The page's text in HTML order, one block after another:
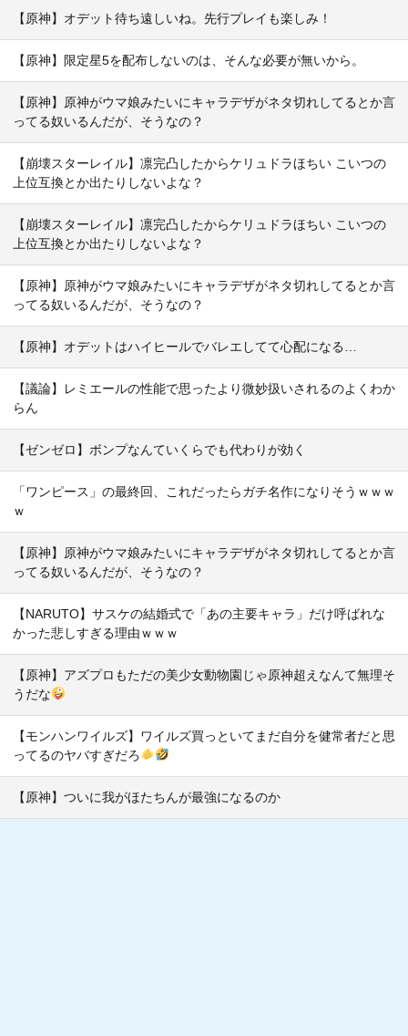
【原神】オデット待ち遠しいね。先行プレイも楽しみ！
【原神】限定星5を配布しないのは、そんな必要が無いから。
【原神】原神がウマ娘みたいにキャラデザがネタ切れしてるとか言
ってる奴いるんだが、そうなの？
【崩壊スターレイル】凛完凸したからケリュドラほちい こいつの
上位互換とか出たりしないよな？
【崩壊スターレイル】凛完凸したからケリュドラほちい こいつの
上位互換とか出たりしないよな？
【原神】原神がウマ娘みたいにキャラデザがネタ切れしてるとか言
ってる奴いるんだが、そうなの？
【原神】オデットはハイヒールでバレエしてて心配になる…
【議論】レミエールの性能で思ったより微妙扱いされるのよくわか
らん
【ゼンゼロ】ボンプなんていくらでも代わりが効く
「ワンピース」の最終回、これだったらガチ名作になりそうｗｗｗ
ｗ
【原神】原神がウマ娘みたいにキャラデザがネタ切れしてるとか言
ってる奴いるんだが、そうなの？
【NARUTO】サスケの結婚式で「あの主要キャラ」だけ呼ばれな
かった悲しすぎる理由ｗｗｗ
【原神】アズプロもただの美少女動物園じゃ原神超えなんて無理そ
うだな
【モンハンワイルズ】ワイルズ買っといてまだ自分を健常者だと思
ってるのヤバすぎだろ
【原神】ついに我がほたちんが最強になるのか